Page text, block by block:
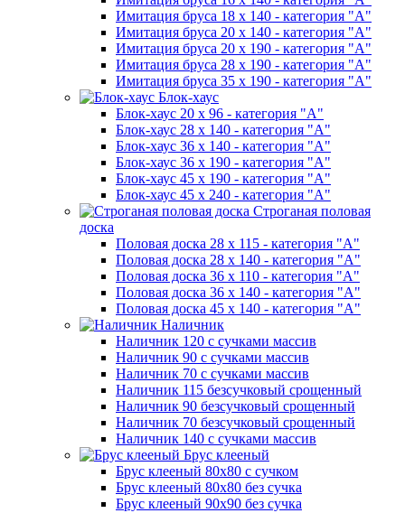
Имитация бруса 18 х 140 - категория "А"
Имитация бруса 20 х 140 - категория "А"
Имитация бруса 20 х 190 - категория "А"
Имитация бруса 28 х 190 - категория "А"
Имитация бруса 35 х 190 - категория "А"
Блок-хаус
Блок-хаус 20 х 96 - категория "А"
Блок-хаус 28 х 140 - категория "А"
Блок-хаус 36 х 140 - категория "А"
Блок-хаус 36 х 190 - категория "А"
Блок-хаус 45 х 190 - категория "А"
Блок-хаус 45 х 240 - категория "А"
Строганая половая
доска
Половая доска 28 х 115 - категория "А"
Половая доска 28 х 140 - категория "А"
Половая доска 36 х 110 - категория "А"
Половая доска 36 х 140 - категория "А"
Половая доска 45 х 140 - категория "А"
Наличник
Наличник 120 с сучками массив
Наличник 90 с сучками массив
Наличник 70 с сучками массив
Наличник 115 безсучковый срощенный
Наличник 90 безсучковый срощенный
Наличник 70 безсучковый срощенный
Наличник 140 с сучками массив
Брус клееный
Брус клееный 80х80 с сучком
Брус клееный 80х80 без сучка
Брус клееный 90х90 без сучка